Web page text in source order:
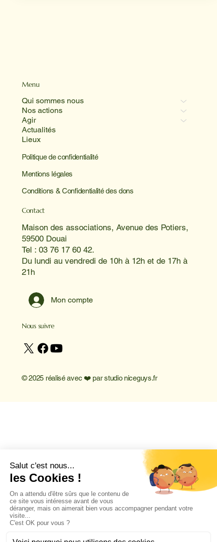
Menu
Qui sommes nous
Nos actions
Agir
Actualités
Lieux
Politique de confidentialité
Mentions légales
Conditions & Confidentialité des dons
Contact
Maison des associations, Avenue des Potiers,
59500 Douai
Tel : 03 76 17 60 42.
Du lundi au vendredi de 10h à 12h et de 17h à
21h
Mon compte
Nous suivre
© 2025 réalisé avec ❤️ parstudio niceguys.fr